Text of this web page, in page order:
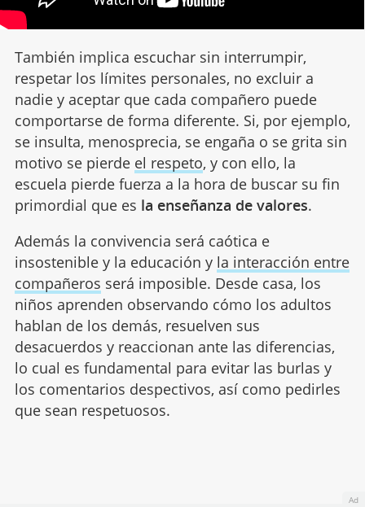
También implica escuchar sin interrumpir,
respetar los límites personales, no excluir a
nadie y aceptar que cada compañero puede
comportarse de forma diferente. Si, por ejemplo,
se insulta, menosprecia, se engaña o se grita sin
motivo se pierde el respeto, y con ello, la
escuela pierde fuerza a la hora de buscar su fin
primordial que es la enseñanza de valores.
Además la convivencia será caótica e
insostenible y la educación y la interacción entre
compañeros será imposible. Desde casa, los
niños aprenden observando cómo los adultos
hablan de los demás, resuelven sus
desacuerdos y reaccionan ante las diferencias,
lo cual es fundamental para evitar las burlas y
los comentarios despectivos, así como pedirles
que sean respetuosos.
Ad